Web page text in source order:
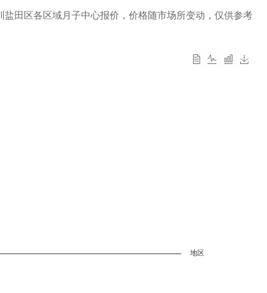
盐田区各区域月子中心报价，价格随市场所变动，仅供参考
地区